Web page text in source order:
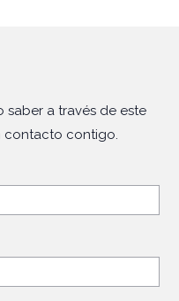
saber a través de este
contacto contigo.